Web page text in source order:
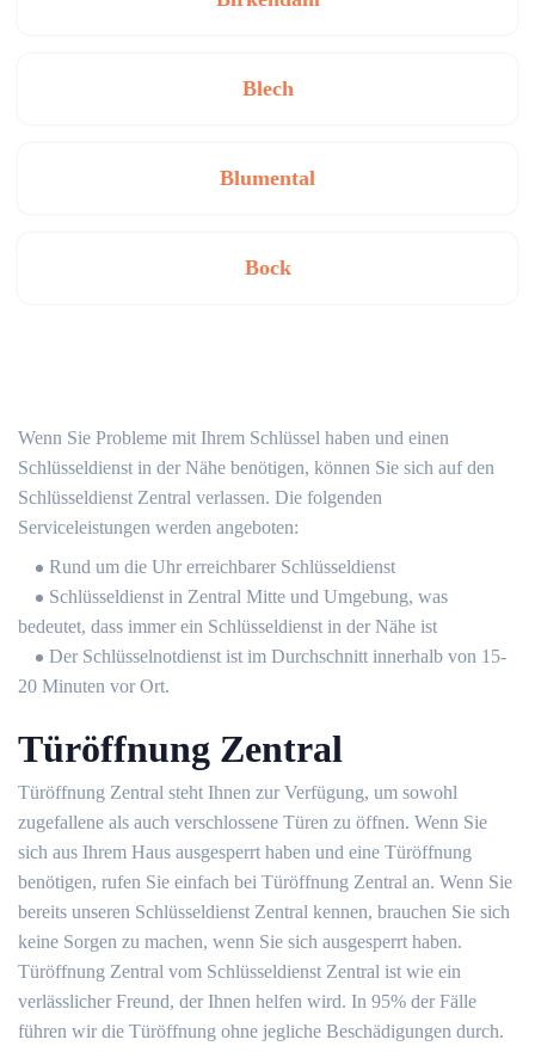
Blech
Blumental
Bock
Wenn Sie Probleme mit Ihrem Schlüssel haben und einen
Schlüsseldienst in der Nähe benötigen, können Sie sich auf den
Schlüsseldienst Zentral verlassen. Die folgenden
Serviceleistungen werden angeboten:
Rund um die Uhr erreichbarer Schlüsseldienst
Schlüsseldienst in Zentral Mitte und Umgebung, was
bedeutet, dass immer ein Schlüsseldienst in der Nähe ist
Der Schlüsselnotdienst ist im Durchschnitt innerhalb von 15-
20 Minuten vor Ort.
Türöffnung Zentral
Türöffnung Zentral steht Ihnen zur Verfügung, um sowohl
zugefallene als auch verschlossene Türen zu öffnen. Wenn Sie
sich aus Ihrem Haus ausgesperrt haben und eine Türöffnung
benötigen, rufen Sie einfach bei Türöffnung Zentral an. Wenn Sie
bereits unseren Schlüsseldienst Zentral kennen, brauchen Sie sich
keine Sorgen zu machen, wenn Sie sich ausgesperrt haben.
Türöffnung Zentral vom Schlüsseldienst Zentral ist wie ein
verlässlicher Freund, der Ihnen helfen wird. In 95% der Fälle
führen wir die Türöffnung ohne jegliche Beschädigungen durch.